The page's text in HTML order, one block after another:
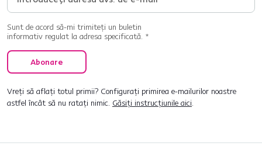
Sunt de acord să-mi trimiteți un buletin
informativ regulat la adresa specificată. *
Abonare
Vreți să aflați totul primii? Configurați primirea e-mailurilor noastre
astfel încât să nu ratați nimic. Găsiți instrucțiunile aici.